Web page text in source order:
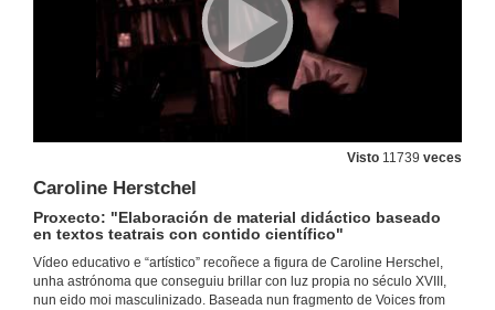
Visto 11739 veces
Caroline Herstchel
Proxecto: "Elaboración de material didáctico baseado
en textos teatrais con contido científico"
Vídeo educativo e “artístico” recoñece a figura de Caroline Herschel,
unha astrónoma que conseguiu brillar con luz propia no século XVIII,
nun eido moi masculinizado. Baseada nun fragmento de Voices from